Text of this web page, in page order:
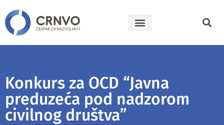
Konkurs za OCD “Javna
preduzeća pod nadzorom
civilnog društva”